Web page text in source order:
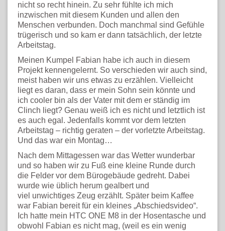
nicht so recht hinein. Zu sehr fühlte ich mich
inzwischen mit diesem Kunden und allen den
Menschen verbunden. Doch manchmal sind Gefühle
trügerisch und so kam er dann tatsächlich, der letzte
Arbeitstag.
Meinen Kumpel Fabian habe ich auch in diesem
Projekt kennengelernt. So verschieden wir auch sind,
meist haben wir uns etwas zu erzählen. Vielleicht
liegt es daran, dass er mein Sohn sein könnte und
ich cooler bin als der Vater mit dem er ständig im
Clinch liegt? Genau weiß ich es nicht und letztlich ist
es auch egal. Jedenfalls kommt vor dem letzten
Arbeitstag – richtig geraten – der vorletzte Arbeitstag.
Und das war ein Montag…
Nach dem Mittagessen war das Wetter wunderbar
und so haben wir zu Fuß eine kleine Runde durch
die Felder vor dem Bürogebäude gedreht. Dabei
wurde wie üblich herum gealbert und
viel unwichtiges Zeug erzählt. Später beim Kaffee
war Fabian bereit für ein kleines „Abschiedsvideo“.
Ich hatte mein HTC ONE M8 in der Hosentasche und
obwohl Fabian es nicht mag, (weil es ein wenig